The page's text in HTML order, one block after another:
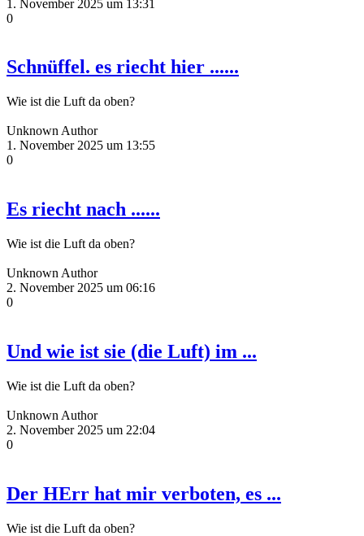
1. November 2025 um 13:31
0
Schnüffel. es riecht hier ......
Wie ist die Luft da oben?
Unknown Author
1. November 2025 um 13:55
0
Es riecht nach ......
Wie ist die Luft da oben?
Unknown Author
2. November 2025 um 06:16
0
Und wie ist sie (die Luft) im ...
Wie ist die Luft da oben?
Unknown Author
2. November 2025 um 22:04
0
Der HErr hat mir verboten, es ...
Wie ist die Luft da oben?